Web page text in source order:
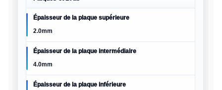
Épaisseur de la plaque supérieure
2.0mm
Épaisseur de la plaque intermédiaire
4.0mm
Épaisseur de la plaque inférieure